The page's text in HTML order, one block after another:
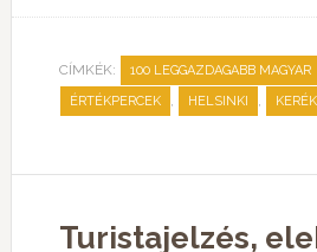
CÍMKÉK: 100 LEGGAZDAGABB MAGYAR
ÉRTÉKPERCEK , HELSINKI ,
Turistajelzés,